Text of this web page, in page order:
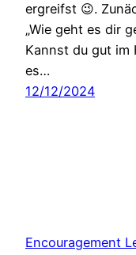
ergreifst 😉.
„Wie geht es dir
Kannst du gut im
es…
12/12/2024
Encouragement